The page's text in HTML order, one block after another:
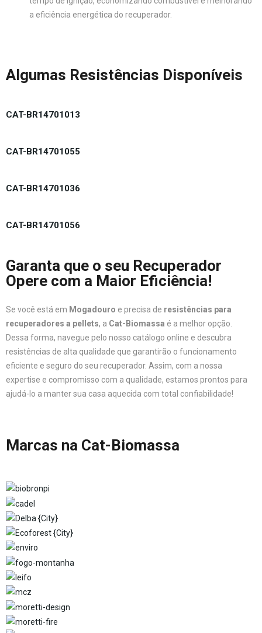
a eficiência energética do recuperador.
Algumas Resistências Disponíveis
CAT-BR14701013
CAT-BR14701055
CAT-BR14701036
CAT-BR14701056
Garanta que o seu Recuperador
Opere com a Maior Eficiência!
Se você está em Mogadouro e precisa de resistências para
recuperadores a pellets, a Cat-Biomassa é a melhor opção.
Dessa forma, navegue pelo nosso catálogo online e descubra
resistências de alta qualidade que garantirão o funcionamento
eficiente e seguro do seu recuperador. Assim, com a nossa
expertise e compromisso com a qualidade, estamos prontos para
ajudá-lo a manter sua casa aquecida com total confiabilidade!
Marcas na Cat-Biomassa